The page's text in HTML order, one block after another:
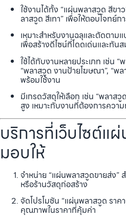
ใช้งานได้ทั้ง “แผ่นพลาสวูด สีขา
ลาสวูด สีเทา” เพื่อให้ตอบโจท
เหมาะสำหรับงานฉลุและตัดตาม
เพื่อสร้างดีไซน์ที่โดดเด่นและทัน
ใช้ได้กับงานหลายประเภท เช่น “
“พลาสวูด งานป้ายโฆษณา”, “พ
พร้อมใช้งาน
มีเกรดวัสดุให้เลือก เช่น “พลาส
สูง เหมาะกับงานที่ต้องการควา
บริการที่เว็บไซต์แ
มอบให้
จำหน่าย “แผ่นพลาสวูดขายส่ง”
หรือร้านวัสดุก่อสร้าง
จัดโปรโมชัน “แผ่นพลาสวูด รา
คุณภาพในราคาที่คุ้มค่า